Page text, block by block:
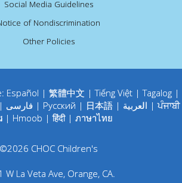
Social Media Guidelines
of Nondiscrimination
Other Policies
Español | 繁體中文 |Tiếng Việt |Tagalog |
| فارسی| Русский | 日本語| العربية |ਪੰਜਾਬੀ
| Hmoob |हिंदी| ภาษาไทย
©2026 CHOC Children's
W La Veta Ave, Orange, CA.